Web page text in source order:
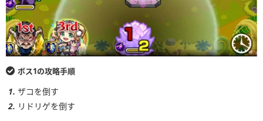
ボス1の攻略手順
ザコを倒す
リドリゲを倒す